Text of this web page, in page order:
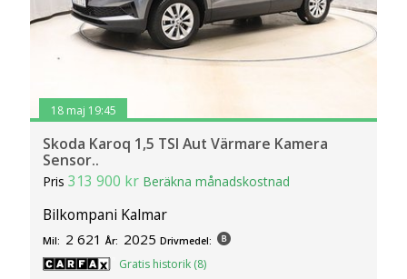
18 maj 19:45
Skoda Karoq 1,5 TSI Aut Värmare Kamera
Sensor..
Pris313 900 kr Beräkna månadskostnad
Bilkompani Kalmar
Mil: 2 621 År: 2025 Drivmedel:
Gratis historik (8)